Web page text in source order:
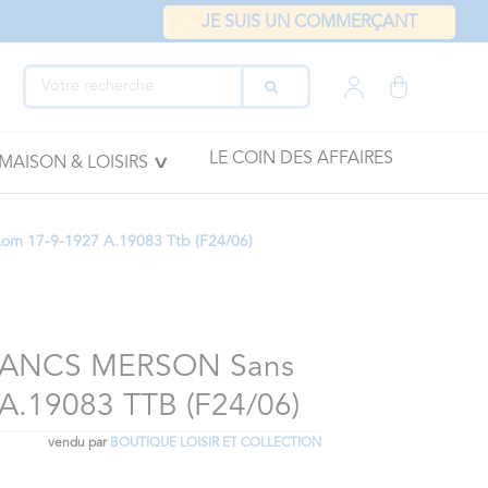
JE SUIS UN COMMERÇANT
& LOISIRS LE COIN DES AFFAIRES
17-9-1927 A.19083 Ttb (F24/06)
MERSON Sans
TTB (F24/06)
vendu par BOUTIQUE LOISIR ET COLLECTION